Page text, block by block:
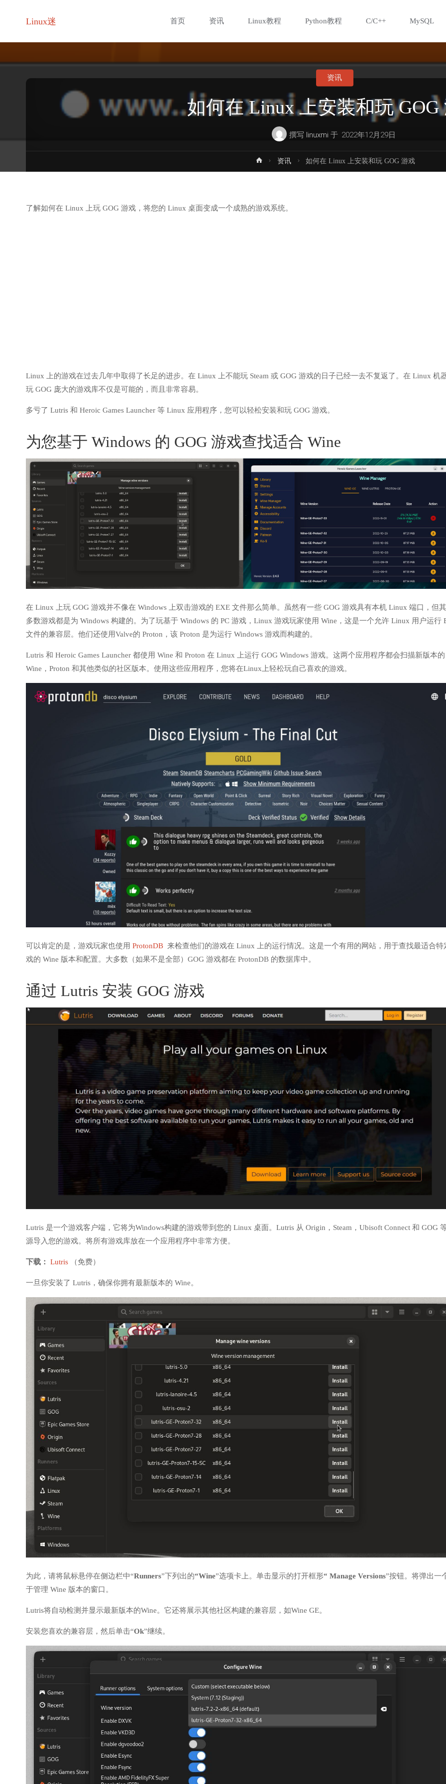
Linux迷
至
容
首页 资讯 Linux教程 Python教程 C/C++ MySQL
如何在 Linux 上安装和玩 GOG
撰写 linuxmi 于 2022年12月29日
资讯
首
页
资讯 如何在 Linux 上安装和玩 GOG 游戏
了解如何在 Linux 上玩 GOG 游戏，将您的 Linux 桌面变成一个成熟的游戏系统。
Linux 上的游戏在过去几年中取得了长足的进步。在 Linux 上不能玩 Steam 或 GOG 游戏的日子已经一去不复返了。在 Linux 机
玩 GOG 庞大的游戏库不仅是可能的，而且非常容易。
多亏了 Lutris 和 Heroic Games Launcher 等 Linux 应用程序，您可以轻松安装和玩 GOG 游戏。
为您基于 Windows 的 GOG 游戏查找适合 Wine
在 Linux 上玩 GOG 游戏并不像在 Windows 上双击游戏的 EXE 文件那么简单。虽然有一些 GOG 游戏具有本机 Linux 端口，但
多数游戏都是为 Windows 构建的。为了玩基于 Windows 的 PC 游戏，Linux 游戏玩家使用 Wine，这是一个允许 Linux 用户运行
文件的兼容层。他们还使用Valve的 Proton，该 Proton 是为运行 Windows 游戏而构建的。
Lutris 和 Heroic Games Launcher 都使用 Wine 和 Proton 在 Linux 上运行 GOG Windows 游戏。这两个应用程序都会扫描新版本的
Wine，Proton 和其他类似的社区版本。使用这些应用程序，您将在Linux上轻松玩自己喜欢的游戏。
可以肯定的是，游戏玩家也使用 ProtonDB 来检查他们的游戏在 Linux 上的运行情况。这是一个有用的网站，用于查找最适合特
戏的 Wine 版本和配置。大多数（如果不是全部）GOG 游戏都在 ProtonDB 的数据库中。
通过 Lutris 安装 GOG 游戏
Lutris 是一个游戏客户端，它将为Windows构建的游戏带到您的 Linux 桌面。Lutris 从 Origin，Steam，Ubisoft Connect 和 GOG
源导入您的游戏。将所有游戏库放在一个应用程序中非常方便。
下载： Lutris （免费）
一旦你安装了 Lutris，确保你拥有最新版本的 Wine。
为此，请将鼠标悬停在侧边栏中“Runners”下列出的“Wine”选项卡上。单击显示的打开框形“ Manage Versions”按钮。将弹出一
于管理 Wine 版本的窗口。
Lutris将自动检测并显示最新版本的Wine。它还将展示其他社区构建的兼容层，如Wine GE。
安装您喜欢的兼容层，然后单击“Ok”继续。